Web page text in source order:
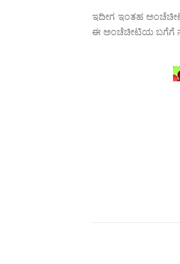
ಇದೀಗ ಇಂತಹ
ಈ ಅಂಚೆಚೀಟಿಯ ಬಗೆಗೆ